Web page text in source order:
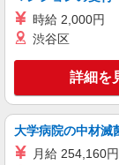
契約社員
鳩ヶ谷ケアセンタ
時給 2,000円
渋谷区
詳細を
大学病院の中材滅
月給 254,160円